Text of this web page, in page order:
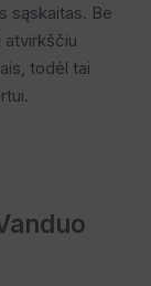
sąskaitas. Be
atvirkščiu
todėl tai